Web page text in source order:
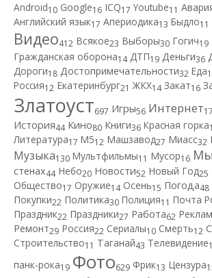
Android10 Google16 ICQ17 Youtube11
Английский язык17 Апериодика13 Быдло11
Видео412 Всякое23 Выборы30 Гогич19
Гражданская оборона14 ДТП19 Деньги36
Дороги18 Достопримечательности32 Еда
Россия12 Екатеринбург21 ЖКХ14 Закат16
Златоуст697 Игры56 Интернет
История44 Кино80 Книги36 Красная горка
Литература17 М512 Машзавод27 Миасс32
Музыка130 Мультфильмы11 Мусор16
стенах44 Небо20 Новости52 Новый Год25
Общество17 Оружие14 Осень15 Погода48
Покупки22 Политика30 Полиция11 Почта
Праздник22 Праздники27 Работа62
Ремонт29 Россия22 Сериалы10 Смерть12
Строительство11 Таганай43 Телевидение
панк-рока19 Фото629 Фрик13 Цензура